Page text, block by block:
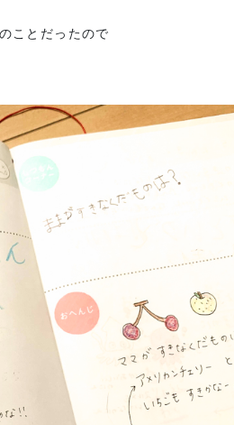
ことだったので